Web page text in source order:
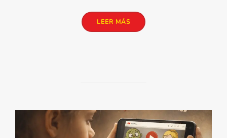
LEER MÁS«APPS EDUCATIVAS PARA